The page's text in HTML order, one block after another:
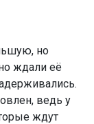
но
ждали её
ведь у
ждут